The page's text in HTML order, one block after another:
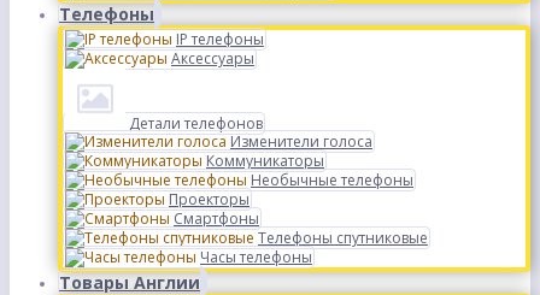
Телефоны
IP телефоны
Аксессуары
Детали телефонов
Изменители голоса
Коммуникаторы
Необычные телефоны
Проекторы
Смартфоны
Телефоны спутниковые
Часы телефоны
Товары Англии